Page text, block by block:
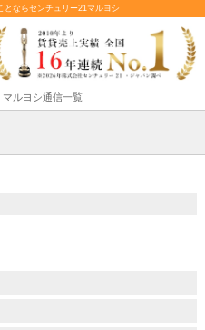
とならセンチュリー21マルヨシ
マルヨシ通信一覧